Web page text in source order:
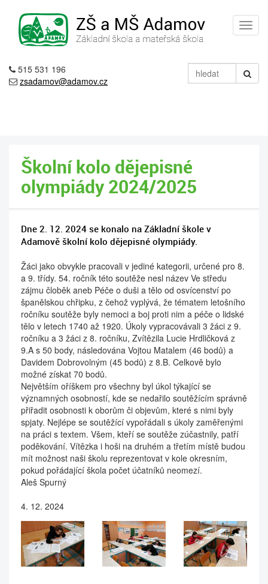
515 531 196
zsadamov@adamov.cz
Školní kolo dějepisné
olympiády 2024/2025
Dne 2. 12. 2024 se konalo na Základní škole v
Adamově školní kolo dějepisné olympiády.
Žáci jako obvykle pracovali v jediné kategorii, určené pro 8.
a 9. třídy. 54. ročník této soutěže nesl název Ve středu
zájmu čloběk aneb Péče o duši a tělo od osvícenství po
španělskou chřipku, z čehož vyplývá, že tématem letošního
ročníku soutěže byly nemoci a boj proti nim a péče o lidské
tělo v letech 1740 až 1920. Úkoly vypracovávali 3 žáci z 9.
ročníku a 3 žáci z 8. ročníku, Zvítězila Lucie Hrdličková z
9.A s 50 body, následována Vojtou Matalem (46 bodů) a
Davidem Dobrovolným (45 bodů) z 8.B. Celkově bylo
možné získat 70 bodů.
Největším oříškem pro všechny byl úkol týkající se
významných osobností, kde se nedařilo soutěžícím správně
přiřadit osobnosti k oborům či objevům, které s nimi byly
spjaty. Nejlépe se soutěžící vypořádali s úkoly zaměřenými
na práci s textem. Všem, kteří se soutěže zúčastnily, patří
poděkování. Vítězka i hoši na druhém a třetím místě budou
mít možnost naši školu reprezentovat v kole okresním,
pokud pořádající škola počet účatníků neomezí.
Aleš Spurný
4. 12. 2024